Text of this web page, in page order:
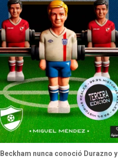
Beckham nunca conoció Durazno y